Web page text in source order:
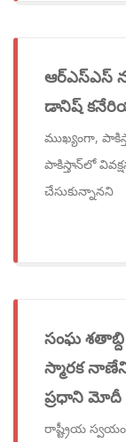
ఆర్ఎస్ఎస్
డానిష్
ముఖ్యంగా,
పాకిస్తాన్‌లో
చేసుకున్నానని
సంఘ
స్మారక
ప్రధాని మోదీ
రాష్ట్రీయ